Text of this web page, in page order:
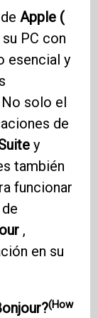
deApple (
su PC con
esencial y
solo el
de
y
también
funcionar
,
en su
(How